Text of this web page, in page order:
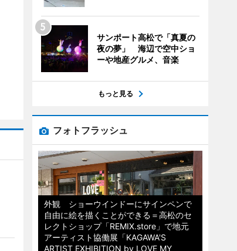
サンポート高松で「真夏の
夜の夢」 海辺で空中ショ
ーや地産グルメ、音楽
もっと見る
フォトフラッシュ
外観 ショーウインドーにサインペンで
自由に絵を描くことができる＝高松のセ
レクトショップ「REMIX.store」で地元
アーティスト協働展「KAGAWA'S
ARTIST EXHIBITION by LOVE MY